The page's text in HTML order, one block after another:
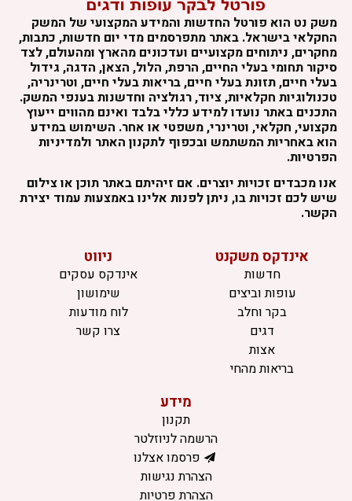
משק נט הוא פורטל החדשות והמידע המקצועי של המשק
החקלאי בישראל. באתר מתפרסמים מדי יום חדשות, כתבות,
מחקרים, ניתוחים מקצועיים ועדכונים מהארץ ומהעולם, לצד
סיקור תחומי בעלי החיים, הרפת, הלול, הצאן, הדגה, גידול
בעלי חיים, תזונת בעלי חיים, בריאות בעלי חיים, וטרינריה,
טכנולוגיות חקלאיות, ציוד, רגולציה וחדשנות בענפי המשק.
התכנים באתר נועדו למידע כללי בלבד ואינם מהווים ייעוץ
מקצועי, חקלאי, וטרינרי, משפטי או אחר. השימוש במידע
הוא באחריות המשתמש ובכפוף לתקנון האתר ולמדיניות
הפרטיות.
אנו מכבדים זכויות יוצרים. אם זיהיתם באתר תוכן או צילום
שיש לכם זכויות בו, ניתן לפנות אלינו באמצעות עמוד יצירת
הקשר.
אינדקס משקנט
חדשות
עופות וביצים
בקר וחלב
דגים
אצות
בריאות מהחי
ניווט
אינדקס עסקים
שימושון
לוח מודעות
צרו קשר
מידע
תקנון
הרשמה לניוזלטר
פרסמו אצלנו
הצהרת נגישות
הצהרת פרטיות